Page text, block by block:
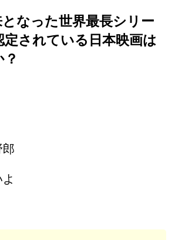
なった世界最長シリー
されている日本映画は
郎